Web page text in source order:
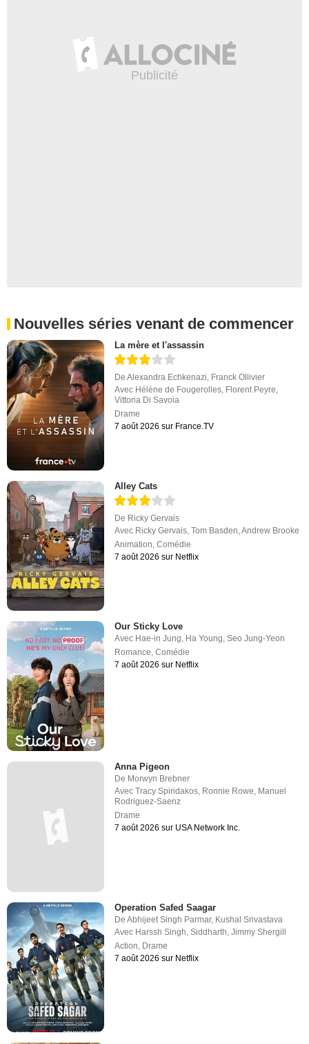
Nouvelles séries venant de commencer
La mère et l'assassin
DeAlexandra Echkenazi, Franck Ollivier
Avec Hélène de Fougerolles, Florent Peyre,
Vittoria Di Savoia
Drame
7 août 2026 sur France.TV
Alley Cats
De Ricky Gervais
Avec Ricky Gervais ,Tom Basden ,Andrew Brooke
Animation ,Comédie
7 août 2026 sur Netflix
Our Sticky Love
Avec Hae-in Jung, Ha Young,Seo Jung-Yeon
Romance,Comédie
7 août 2026 sur Netflix
Anna Pigeon
De Morwyn Brebner
AvecTracy Spiridakos, Ronnie Rowe, Manuel
Rodriguez-Saenz
Drame
7 août 2026 sur USA Network Inc.
Operation Safed Saagar
DeAbhijeet Singh Parmar, Kushal Srivastava
Avec Harssh Singh ,Siddharth ,Jimmy Shergill
Action Drame
7 août 2026 sur Netflix